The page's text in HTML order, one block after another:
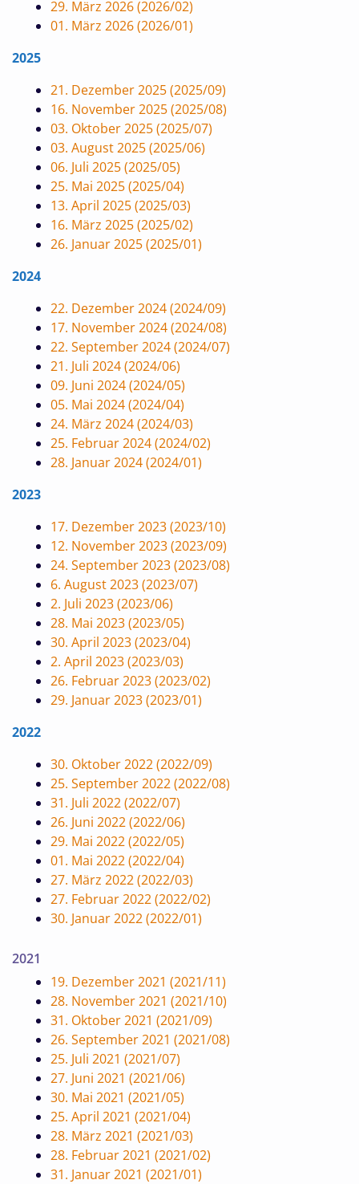
29. März 2026 (2026/02)
01. März 2026 (2026/01)
2025
21. Dezember 2025 (2025/09)
16. November 2025 (2025/08)
03. Oktober 2025 (2025/07)
03. August 2025 (2025/06)
06. Juli 2025 (2025/05)
25. Mai 2025 (2025/04)
13. April 2025 (2025/03)
16. März 2025 (2025/02)
26. Januar 2025 (2025/01)
2024
22. Dezember 2024 (2024/09)
17. November 2024 (2024/08)
22. September 2024 (2024/07)
21. Juli 2024 (2024/06)
09. Juni 2024 (2024/05)
05. Mai 2024 (2024/04)
24. März 2024 (2024/03)
25. Februar 2024 (2024/02)
28. Januar 2024 (2024/01)
2023
17. Dezember 2023 (2023/10)
12. November 2023 (2023/09)
24. September 2023 (2023/08)
6. August 2023 (2023/07)
2. Juli 2023 (2023/06)
28. Mai 2023 (2023/05)
30. April 2023 (2023/04)
2. April 2023 (2023/03)
26. Februar 2023 (2023/02)
29. Januar 2023 (2023/01)
2022
30. Oktober 2022 (2022/09)
25. September 2022 (2022/08)
31. Juli 2022 (2022/07)
26. Juni 2022 (2022/06)
29. Mai 2022 (2022/05)
01. Mai 2022 (2022/04)
27. März 2022 (2022/03)
27. Februar 2022 (2022/02)
30. Januar 2022 (2022/01)
2021
19. Dezember 2021 (2021/11)
28. November 2021 (2021/10)
31. Oktober 2021 (2021/09)
26. September 2021 (2021/08)
25. Juli 2021 (2021/07)
27. Juni 2021 (2021/06)
30. Mai 2021 (2021/05)
25. April 2021 (2021/04)
28. März 2021 (2021/03)
28. Februar 2021 (2021/02)
31. Januar 2021 (2021/01)